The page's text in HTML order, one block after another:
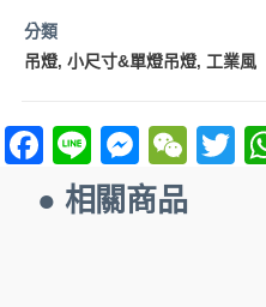
分類
吊燈, 小尺寸&單燈吊燈, 工業風
F
a
ce
Li
n
e
M
es
se
W
e
T
w
● 相關商品